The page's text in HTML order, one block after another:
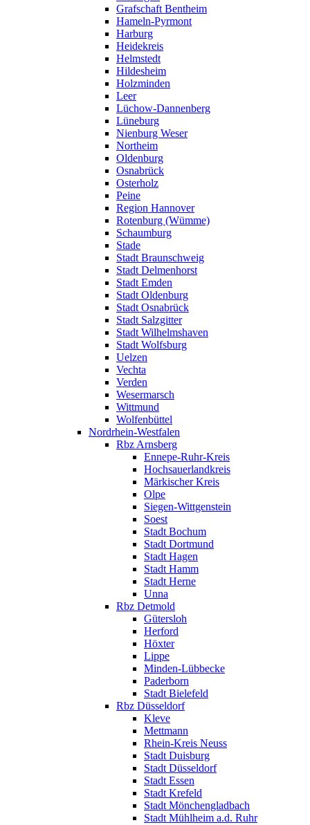
Grafschaft Bentheim
Hameln-Pyrmont
Harburg
Heidekreis
Helmstedt
Hildesheim
Holzminden
Leer
Lüchow-Dannenberg
Lüneburg
Nienburg Weser
Northeim
Oldenburg
Osnabrück
Osterholz
Peine
Region Hannover
Rotenburg (Wümme)
Schaumburg
Stade
Stadt Braunschweig
Stadt Delmenhorst
Stadt Emden
Stadt Oldenburg
Stadt Osnabrück
Stadt Salzgitter
Stadt Wilhelmshaven
Stadt Wolfsburg
Uelzen
Vechta
Verden
Wesermarsch
Wittmund
Wolfenbüttel
Nordrhein-Westfalen
Rbz Arnsberg
Ennepe-Ruhr-Kreis
Hochsauerlandkreis
Märkischer Kreis
Olpe
Siegen-Wittgenstein
Soest
Stadt Bochum
Stadt Dortmund
Stadt Hagen
Stadt Hamm
Stadt Herne
Unna
Rbz Detmold
Gütersloh
Herford
Höxter
Lippe
Minden-Lübbecke
Paderborn
Stadt Bielefeld
Rbz Düsseldorf
Kleve
Mettmann
Rhein-Kreis Neuss
Stadt Duisburg
Stadt Düsseldorf
Stadt Essen
Stadt Krefeld
Stadt Mönchengladbach
Stadt Mühlheim a.d. Ruhr